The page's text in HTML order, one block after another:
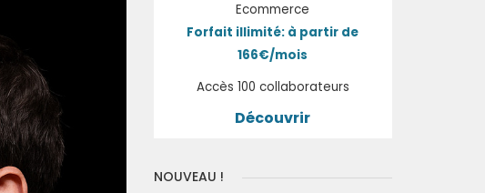
Ecommerce
Forfait illimité: à partir de
166€/mois
Accès 100 collaborateurs
Découvrir
NOUVEAU !